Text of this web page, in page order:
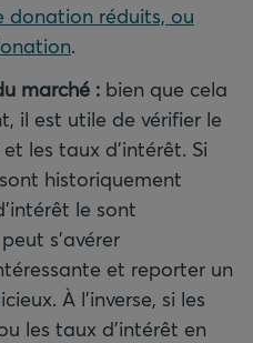
donation réduits, ou
.
marché : bien que cela
il est utile de vérifier le
les taux d’intérêt. Si
historiquement
le sont
s’avérer
et reporter un
À l’inverse, si les
les taux d’intérêt en